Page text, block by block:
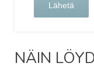
Lähetä
NÄIN